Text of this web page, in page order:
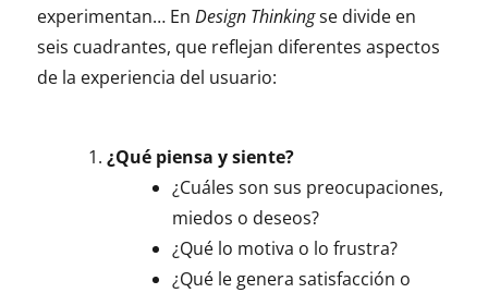
experimentan… EnDesign Thinkingse divide en
seis cuadrantes, que reflejan diferentes aspectos
de la experiencia del usuario:
¿Qué piensa y siente?
¿Cuáles son sus preocupaciones,
miedos o deseos?
¿Qué lo motiva o lo frustra?
¿Qué le genera satisfacción o